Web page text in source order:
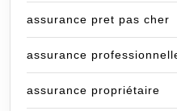
assurance pret pas cher
assurance
assurance propriétaire